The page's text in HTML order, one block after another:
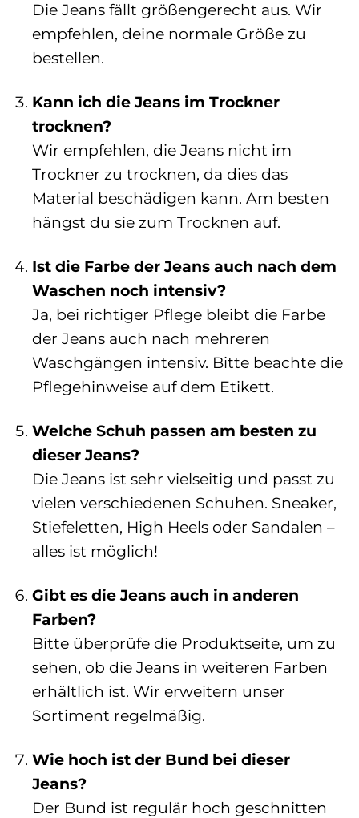
Die Jeans fällt größengerecht aus. Wir
empfehlen, deine normale Größe zu
bestellen.
Kann ich die Jeans im Trockner
trocknen?
Wir empfehlen, die Jeans nicht im
Trockner zu trocknen, da dies das
Material beschädigen kann. Am besten
hängst du sie zum Trocknen auf.
Ist die Farbe der Jeans auch nach dem
Waschen noch intensiv?
Ja, bei richtiger Pflege bleibt die Farbe
der Jeans auch nach mehreren
Waschgängen intensiv. Bitte beachte die
Pflegehinweise auf dem Etikett.
Welche Schuh passen am besten zu
dieser Jeans?
Die Jeans ist sehr vielseitig und passt zu
vielen verschiedenen Schuhen. Sneaker,
Stiefeletten, High Heels oder Sandalen –
alles ist möglich!
Gibt es die Jeans auch in anderen
Farben?
Bitte überprüfe die Produktseite, um zu
sehen, ob die Jeans in weiteren Farben
erhältlich ist. Wir erweitern unser
Sortiment regelmäßig.
Wie hoch ist der Bund bei dieser
Jeans?
Der Bund ist regulär hoch geschnitten